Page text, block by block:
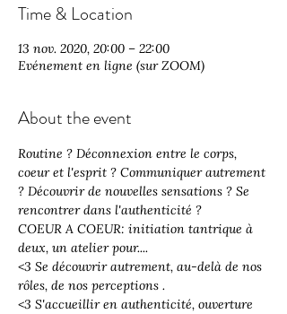
Time & Location
13 nov. 2020, 20:00 – 22:00
Evénement en ligne (sur ZOOM)
About the event
Routine ? Déconnexion entre le corps,
coeur et l'esprit ? Communiquer autrement
? Découvrir de nouvelles sensations ? Se
rencontrer dans l'authenticité ?
COEUR A COEUR: initiation tantrique à
deux, un atelier pour....
<3 Se découvrir autrement, au-delà de nos
rôles, de nos perceptions .
<3 S'accueillir en authenticité, ouverture